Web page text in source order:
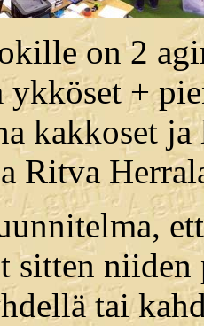
on 2
ykköset +
kakkoset
Ritva
sitten niiden
tai